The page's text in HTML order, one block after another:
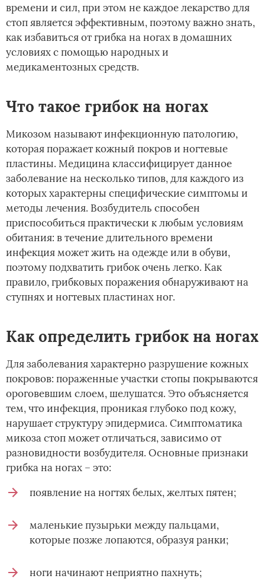
времени и сил, при этом не каждое лекарство для
стоп является эффективным, поэтому важно знать,
как избавиться от грибка на ногах в домашних
условиях с помощью народных и
медикаментозных средств.
Что такое грибок на ногах
Микозом называют инфекционную патологию,
которая поражает кожный покров и ногтевые
пластины. Медицина классифицирует данное
заболевание на несколько типов, для каждого из
которых характерны специфические симптомы и
методы лечения. Возбудитель способен
приспособиться практически к любым условиям
обитания: в течение длительного времени
инфекция может жить на одежде или в обуви,
поэтому подхватить грибок очень легко. Как
правило, грибковых поражения обнаруживают на
ступнях и ногтевых пластинах ног.
Как определить грибок на ногах
Для заболевания характерно разрушение кожных
покровов: пораженные участки стопы покрываются
ороговевшим слоем, шелушатся. Это объясняется
тем, что инфекция, проникая глубоко под кожу,
нарушает структуру эпидермиса. Симптоматика
микоза стоп может отличаться, зависимо от
разновидности возбудителя. Основные признаки
грибка на ногах – это:
появление на ногтях белых, желтых пятен;
маленькие пузырьки между пальцами,
которые позже лопаются, образуя ранки;
ноги начинают неприятно пахнуть;